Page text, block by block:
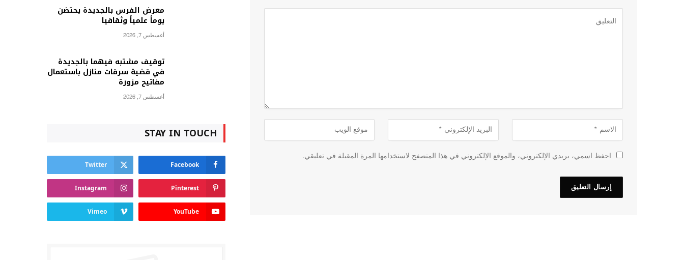
احفظ اسمي، بريدي الإلكتروني، والموقع الإلكتروني في هذا المتصفح لاستخدامها المرة المقبلة في تعليقي.
معرض الفرس بالجديدة يحتضن
يوماً علمياً وثقافيا
أغسطس 7, 2026
توقيف مشتبه فيهما بالجديدة
في قضية سرقات منازل باستعمال
مفاتيح مزورة
أغسطس 7, 2026
STAY IN TOUCH
Facebook
Twitter
Pinterest
Instagram
YouTube
Vimeo